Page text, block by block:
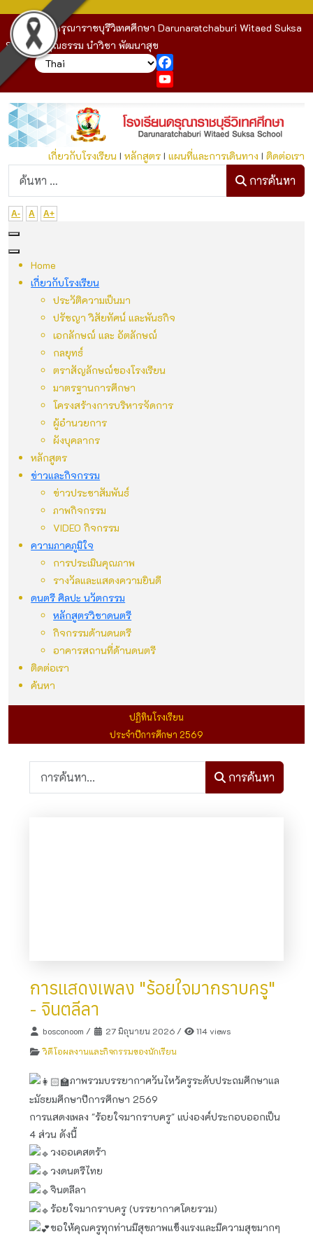
โรงเรียนดรุณาราชบุรีวิเทศศึกษา Darunaratchaburi Witaed Suksa
School : คุณธรรม นำวิชา พัฒนาสุข
YouTube
เกี่ยวกับโรงเรียนI หลักสูตรI แผนที่และการเดินทาง I ติดต่อเรา
ก
การค้นหา
A- A A+
Home
เกี่ยวกับโรงเรียน
ประวัติความเป็นมา
ปรัชญา วิสัยทัศน์ และพันธกิจ
เอกลักษณ์ และ อัตลักษณ์
กลยุทธ์
ตราสัญลักษณ์ของโรงเรียน
มาตรฐานการศึกษา
โครงสร้างการบริหารจัดการ
ผู้อำนวยการ
ผังบุคลากร
หลักสูตร
ข่าวและกิจกรรม
ข่าวประชาสัมพันธ์
ภาพกิจกรรม
VIDEO กิจกรรม
ความภาคภูมิใจ
การประเมินคุณภาพ
รางวัลและแสดงความยินดี
ดนตรี ศิลปะ นวัตกรรม
หลักสูตรวิชาดนตรี
กิจกรรมด้านดนตรี
อาคารสถานที่ด้านดนตรี
ติดต่อเรา
ค้นหา
ปฏิทินโรงเรียน
ประจำปีการศึกษา 2569
การค้นหา
การแสดงเพลง "ร้อยใจมากราบครู"
- จินตลีลา
bosconoom / 27 มิถุนายน 2026/
114 views
วิดีโอผลงานและกิจกรรมของนักเรียน
ภาพรวมบรรยากาศวันไหว้ครูระดับประถมศึกษาแล
ะมัธยมศึกษาปีการศึกษา 2569
การแสดงเพลง "ร้อยใจมากราบครู" แบ่งองค์ประกอบออกเป็น
4 ส่วน ดังนี้
วงออเคสตร้า
วงดนตรีไทย
จินตลีลา
ร้อยใจมากราบครู (บรรยากาศโดยรวม)
ขอให้คุณครูทุกท่านมีสุขภาพแข็งแรงและมีความสุขมากๆ